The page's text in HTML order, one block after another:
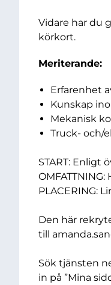
Vidare har du
körkort.
Meriterande:
Erfarenhet
Kunskap
Mekanisk
Truck- och/
START: Enligt
OMFATTNING:
PLACERING:
Den här
till
Sök tjänsten
in på ”Mina